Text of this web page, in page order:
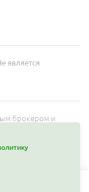
является
брокером и
условия услуг